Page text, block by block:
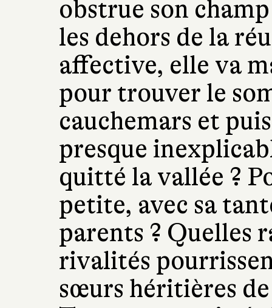
obstrue son
les dehors de la
affective, elle va
pour trouver le
cauchemars et
presque
quitté la vallée ?
petite, avec sa
parents ? Quelles
rivalités
sœurs héritières